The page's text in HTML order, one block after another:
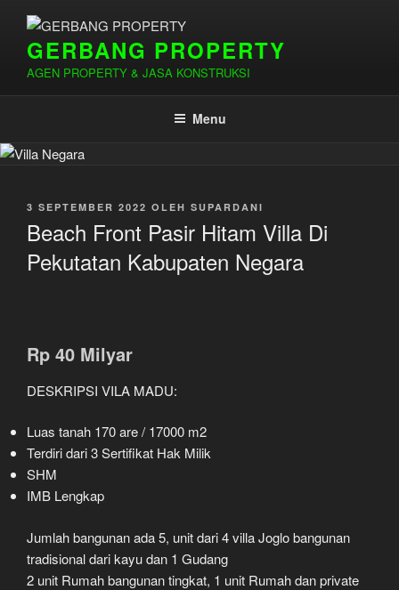
kontenGERBANG PROPERTY
AGEN PROPERTY & JASA KONSTRUKSI
Menu
DIPOSKAN
3 SEPTEMBER 2022 OLEH SUPARDANI
Beach Front Pasir Hitam Villa Di
Pekutatan Kabupaten Negara
Rp 40 Milyar
DESKRIPSI VILA MADU:
Luas tanah 170 are / 17000 m2
Terdiri dari 3 Sertifikat Hak Milik
SHM
IMB Lengkap
Jumlah bangunan ada 5, unit dari 4 villa Joglo bangunan
tradisional dari kayu dan 1 Gudang
2 unit Rumah bangunan tingkat, 1 unit Rumah dan private